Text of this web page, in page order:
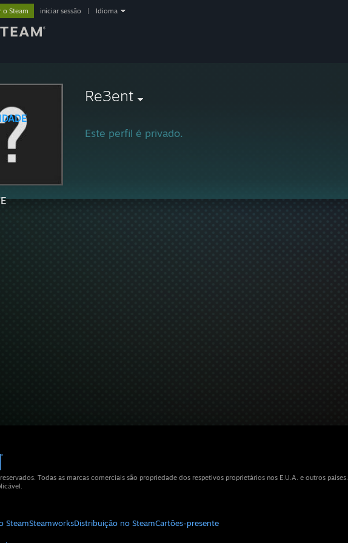
o Steam iniciar sessão Idioma
Re3ent
Este perfil é privado.
Todas as marcas comerciais são propriedade dos respetivos proprietários nos E.U.A. e outros países.
SteamSteamworksDistribuição no SteamCartões-presente